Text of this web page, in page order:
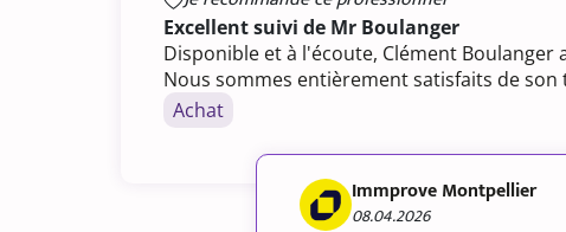
Excellent suivi de Mr Boulanger
Disponible et à l'écoute, Clément
Nous sommes entièrement satisfaits de
Achat
Immprove Montpellier
08.04.2026